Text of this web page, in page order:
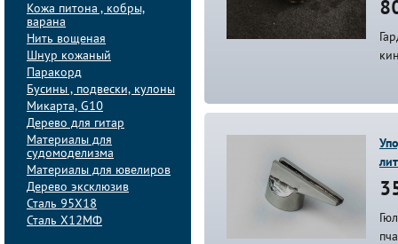
Кожа питона , кобры,
варана
Нить вощеная
Шнур кожаный
Паракорд
Бусины , подвески, кулоны
Микарта, G10
Дерево для гитар
Материалы для
судомоделизма
Материалы для ювелиров
Дерево эксклюзив
Сталь 95Х18
Сталь Х12МФ